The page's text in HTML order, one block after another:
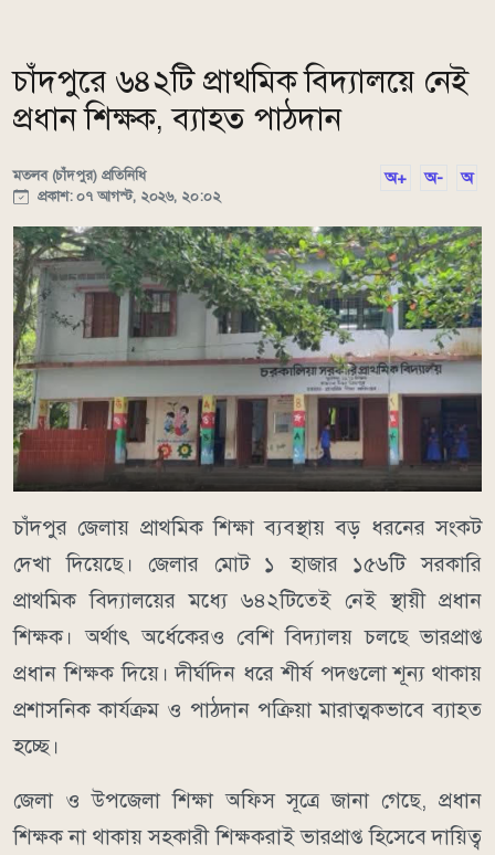
চাঁদপুরে ৬৪২টি প্রাথমিক বিদ্যালয়ে নেই
প্রধান শিক্ষক, ব্যাহত পাঠদান
মতলব (চাঁদপুর) প্রতিনিধি
প্রকাশ: ০৭ আগস্ট, ২০২৬, ২০:০২
অ+ অ- অ
চাঁদপুর জেলায় প্রাথমিক শিক্ষা ব্যবস্থায় বড় ধরনের সংকট
দেখা দিয়েছে। জেলার মোট ১ হাজার ১৫৬টি সরকারি
প্রাথমিক বিদ্যালয়ের মধ্যে ৬৪২টিতেই নেই স্থায়ী প্রধান
শিক্ষক। অর্থাৎ অর্ধেকেরও বেশি বিদ্যালয় চলছে ভারপ্রাপ্ত
প্রধান শিক্ষক দিয়ে। দীর্ঘদিন ধরে শীর্ষ পদগুলো শূন্য থাকায়
প্রশাসনিক কার্যক্রম ও পাঠদান পক্রিয়া মারাত্মকভাবে ব্যাহত
হচ্ছে।
জেলা ও উপজেলা শিক্ষা অফিস সূত্রে জানা গেছে, প্রধান
শিক্ষক না থাকায় সহকারী শিক্ষকরাই ভারপ্রাপ্ত হিসেবে দায়িত্ব